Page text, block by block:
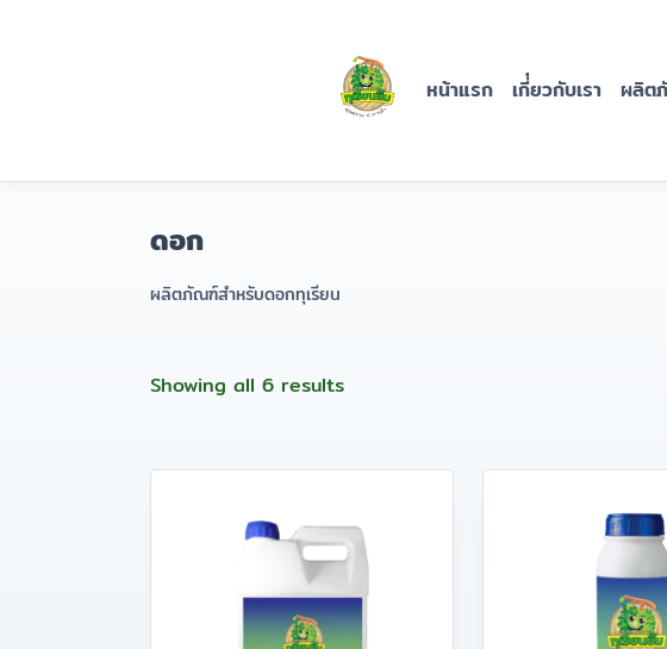
หน้าแรก เกี่่ยวกับเรา ผลิต
ดอก
ผลิตภัณฑ์สำหรับดอกทุเรียน
Showing all 6 results